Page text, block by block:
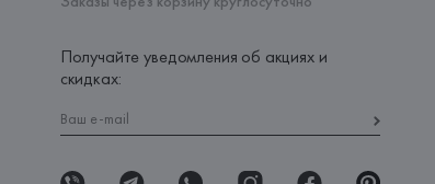
Получайте уведомления об акциях и
скидках: